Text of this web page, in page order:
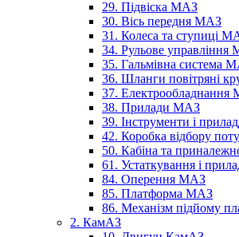
29. Підвіска МАЗ
30. Вісь передня МАЗ
31. Колеса та ступиці
34. Рульове управління
35. Гальмівна система
36. Шланги повітряні
37. Електрообладнання
38. Прилади МАЗ
39. Інструменти і
42. Коробка відбору
50. Кабіна та
61. Устаткування і
84. Оперення МАЗ
85. Платформа МАЗ
86. Механізм підйому
2. КамАЗ